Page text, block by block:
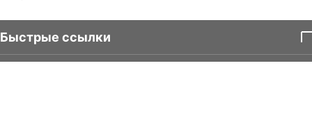
Быстрые ссылки